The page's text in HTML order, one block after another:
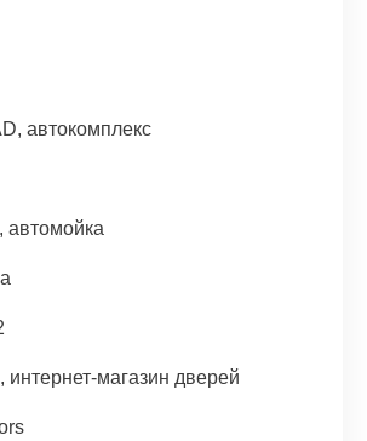
автокомплекс
автомойка
интернет-магазин дверей